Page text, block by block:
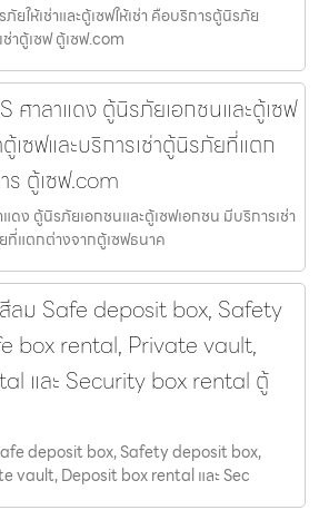
ให้เช่าและตู้เซฟให้เช่า คือบริการตู้นิรภัย
าตู้เซฟ ตู้เซฟ.com
ศาลาแดง ตู้นิรภัยเอกชนและตู้เซฟ
เซฟและบริการเช่าตู้นิรภัยที่แตก
ร ตู้เซฟ.com
แดง ตู้นิรภัยเอกชนและตู้เซฟเอกชน มีบริการเช่า
ที่แตกต่างจากตู้เซฟธนาค
สีลม Safe deposit box, Safety
box rental, Private vault,
และ Security box rental ตู้
deposit box, Safety deposit box,
vault, Deposit box rental และ Sec